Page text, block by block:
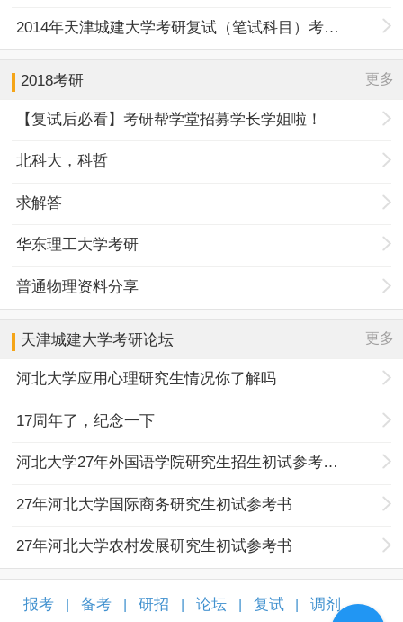
2014年天津城建大学考研复试（笔试科目）考试大纲
2018考研 更多
【复试后必看】考研帮学堂招募学长学姐啦！
北科大，科哲
求解答
华东理工大学考研
普通物理资料分享
天津城建大学考研论坛 更多
河北大学应用心理研究生情况你了解吗
17周年了，纪念一下
河北大学27年外国语学院研究生招生初试参考书目调整
27年河北大学国际商务研究生初试参考书
27年河北大学农村发展研究生初试参考书
报考 备考 研招 论坛 复试 调剂